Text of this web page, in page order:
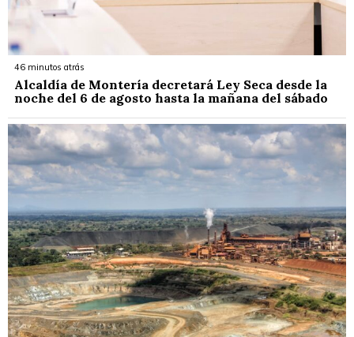
46 minutos atrás
Alcaldía de Montería decretará Ley Seca desde la
noche del 6 de agosto hasta la mañana del sábado